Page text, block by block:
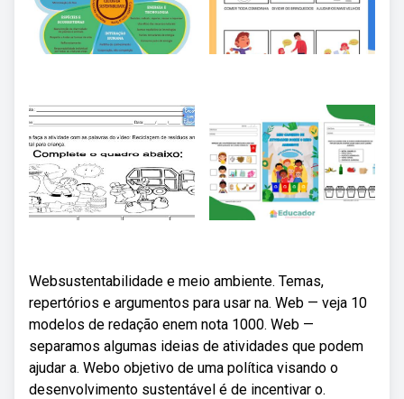
Websustentabilidade e meio ambiente. Temas,
repertórios e argumentos para usar na. Web — veja 10
modelos de redação enem nota 1000. Web —
separamos algumas ideias de atividades que podem
ajudar a. Webo objetivo de uma política visando o
desenvolvimento sustentável é de incentivar o.